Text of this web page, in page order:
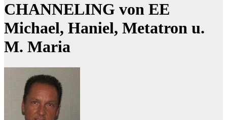
CHANNELING von EE
Michael, Haniel, Metatron u.
M. Maria